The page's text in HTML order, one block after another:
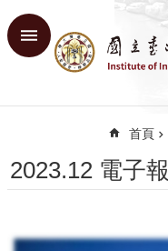
跳到主要內容區塊
進
首
頁
首
首頁
2023.12 電子報